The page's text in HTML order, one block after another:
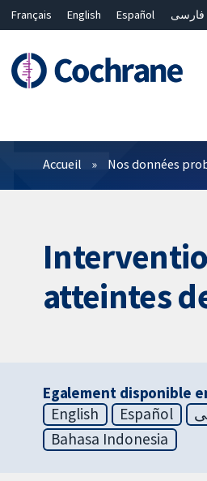
Français English Español فارسی
Filtres
Accueil Nos données
atteintes
Egalement disponible
English
Español
Bahasa Indonesia